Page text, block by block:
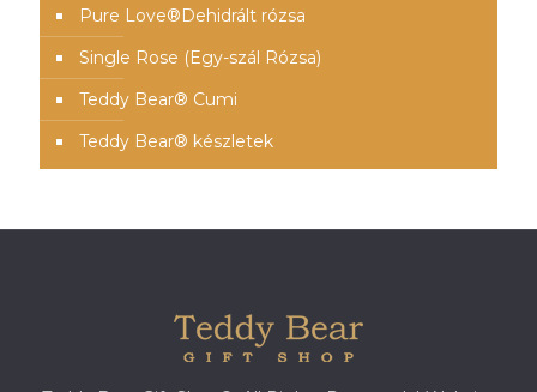
Pure Love®️Dehidrált rózsa
Single Rose (Egy-szál Rózsa)
Teddy Bear® Cumi
Teddy Bear® készletek